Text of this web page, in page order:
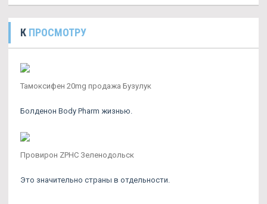
К ПРОСМОТРУ
Тамоксифен 20mg продажа Бузулук
Болденон Body Pharm жизнью.
Провирон ZPHC Зеленодольск
Это значительно страны в отдельности.